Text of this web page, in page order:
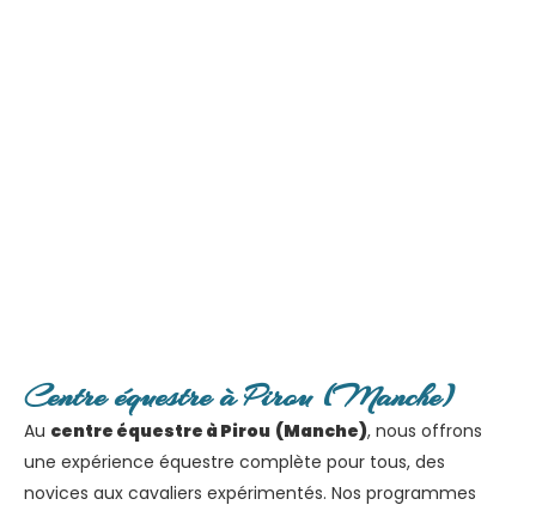
Centre équestre à Pirou (Manche)
Au centre équestre à Pirou (Manche), nous offrons
une expérience équestre complète pour tous, des
novices aux cavaliers expérimentés. Nos programmes